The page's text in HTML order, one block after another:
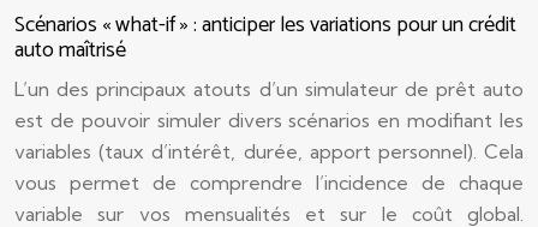
Scénarios « what-if » : anticiper les variations pour un crédit
auto maîtrisé
L’un des principaux atouts d’un simulateur de prêt auto
est de pouvoir simuler divers scénarios en modifiant les
variables (taux d’intérêt, durée, apport personnel). Cela
vous permet de comprendre l’incidence de chaque
variable sur vos mensualités et sur le coût global.